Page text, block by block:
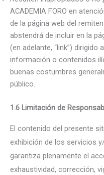
ACADEMIA FORO en
de la página web del
abstendrá de incluir en la
(en adelante, “link”) dirigido
información o contenidos
buenas costumbres
público.
1.6 Limitación de
El contenido del presente
exhibición de los servicios
garantiza plenamente el
exhaustividad, corrección,